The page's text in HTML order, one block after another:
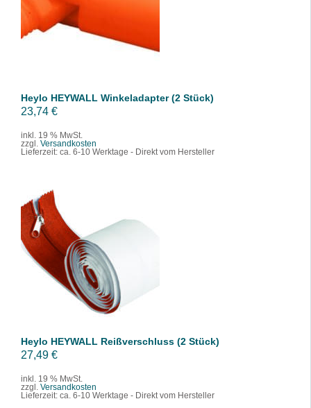
IN DEN WARENKORB
Heylo HEYWALL Winkeladapter (2 Stück)
23,74 €
inkl. 19 % MwSt.
zzgl. Versandkosten
Lieferzeit: ca. 6-10 Werktage - Direkt vom Hersteller
IN DEN WARENKORB
/
DETAILS
Heylo HEYWALL Reißverschluss (2 Stück)
27,49 €
inkl. 19 % MwSt.
zzgl. Versandkosten
Lieferzeit: ca. 6-10 Werktage - Direkt vom Hersteller